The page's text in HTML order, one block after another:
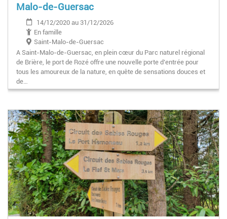
Malo-de-Guersac
14/12/2020 au 31/12/2026
En famille
Saint-Malo-de-Guersac
A Saint-Malo-de-Guersac, en plein cœur du Parc naturel régional
de Brière, le port de Rozé offre une nouvelle porte d’entrée pour
tous les amoureux de la nature, en quête de sensations douces et
de…